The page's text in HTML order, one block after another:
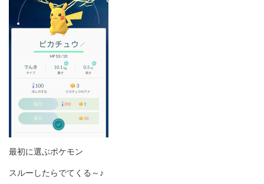
最初に選ぶポケモン
スルーしたらでてくる～♪